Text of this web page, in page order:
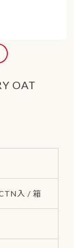
OAT
入 / 箱